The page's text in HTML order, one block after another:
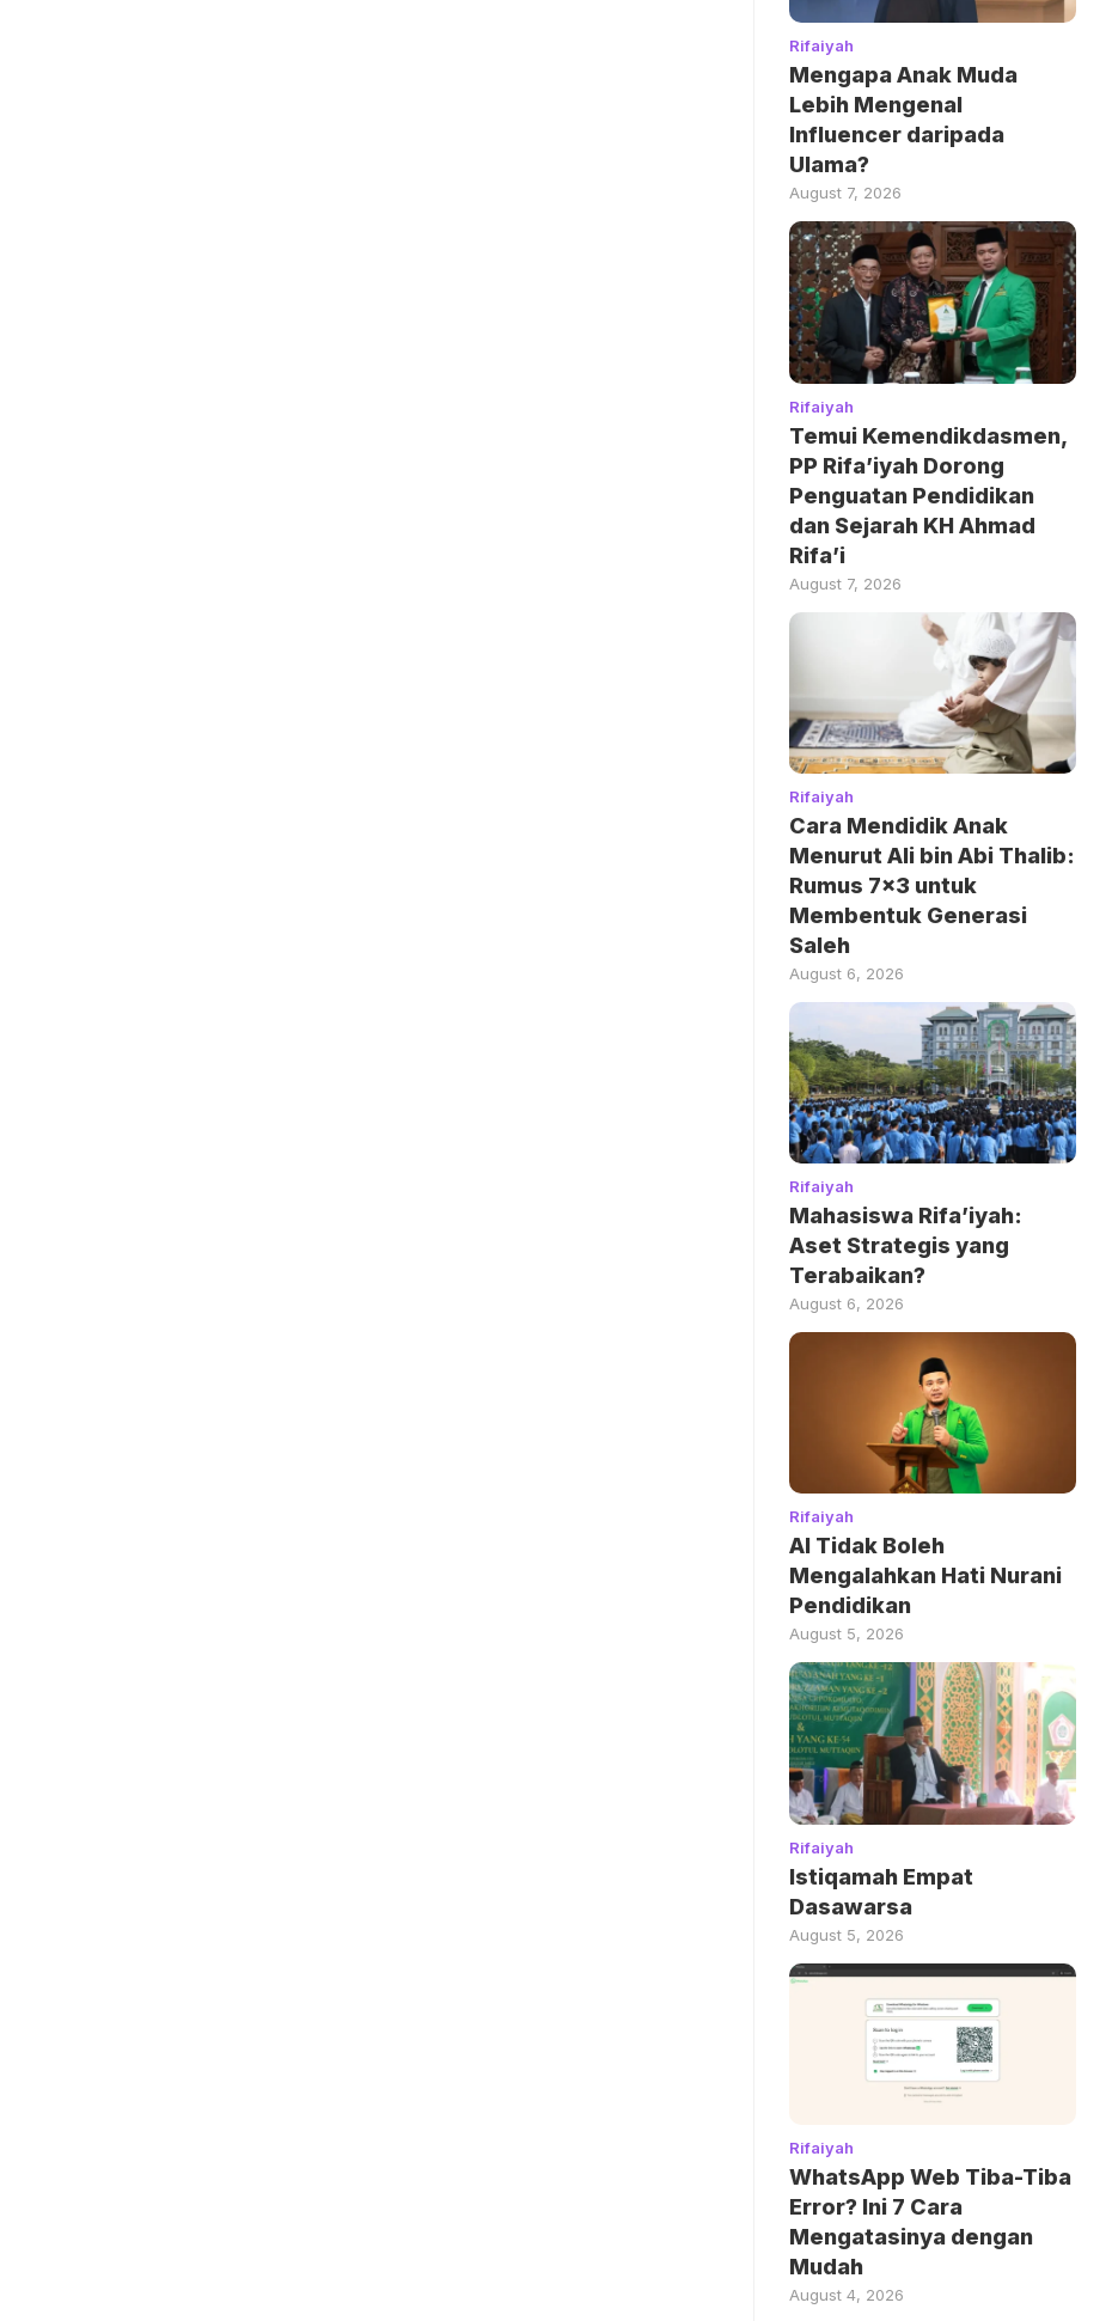
Rifaiyah
Mengapa Anak Muda
Lebih Mengenal
Influencer daripada
Ulama?
August 7, 2026
Rifaiyah
Temui Kemendikdasmen,
PP Rifa’iyah Dorong
Penguatan Pendidikan
dan Sejarah KH Ahmad
Rifa’i
August 7, 2026
Rifaiyah
Cara Mendidik Anak
Menurut Ali bin Abi Thalib:
Rumus 7×3 untuk
Membentuk Generasi
Saleh
August 6, 2026
Rifaiyah
Mahasiswa Rifa’iyah:
Aset Strategis yang
Terabaikan?
August 6, 2026
Rifaiyah
AI Tidak Boleh
Mengalahkan Hati Nurani
Pendidikan
August 5, 2026
Rifaiyah
Istiqamah Empat
Dasawarsa
August 5, 2026
Rifaiyah
WhatsApp Web Tiba-Tiba
Error? Ini 7 Cara
Mengatasinya dengan
Mudah
August 4, 2026